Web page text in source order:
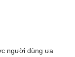
người dùng ưa